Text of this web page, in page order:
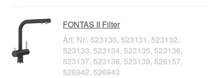
FONTAS II Filter
Art. Nr.: 523130, 523131, 523132,
523133, 523134, 523135, 523136,
523137, 523138, 523139, 526157,
526942, 526943